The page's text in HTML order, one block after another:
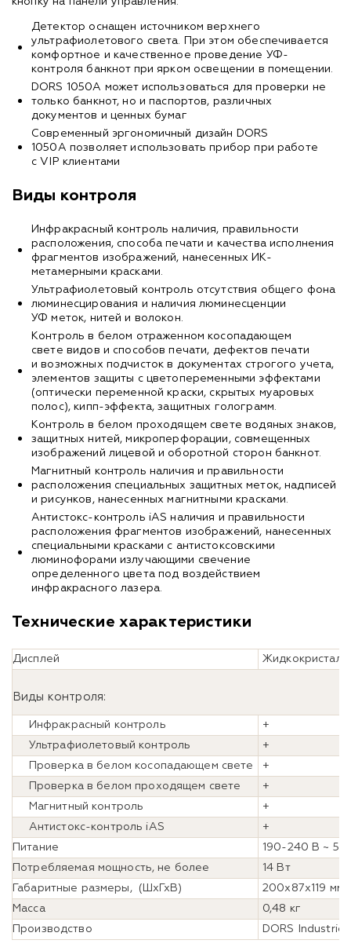
Детектор оснащен источником верхнего
ультрафиолетового света. При этом обеспечивается
комфортное и качественное проведение УФ-
контроля банкнот при ярком освещении в помещении.
DORS 1050A может использоваться для проверки не
только банкнот, но и паспортов, различных
документов и ценных бумаг
Современный эргономичный дизайн DORS
1050A позволяет использовать прибор при работе
с VIP клиентами
Виды контроля
Инфракрасный контроль наличия, правильности
расположения, способа печати и качества исполнения
фрагментов изображений, нанесенных ИК-
метамерными красками.
Ультрафиолетовый контроль отсутствия общего фона
люминесцирования и наличия люминесценции
УФ меток, нитей и волокон.
Контроль в белом отраженном косопадающем
свете видов и способов печати, дефектов печати
и возможных подчисток в документах строгого учета,
элементов защиты с цветопеременными эффектами
(оптически переменной краски, скрытых муаровых
полос), кипп-эффекта, защитных голограмм.
Контроль в белом проходящем свете водяных знаков,
защитных нитей, микроперфорации, совмещенных
изображений лицевой и оборотной сторон банкнот.
Магнитный контроль наличия и правильности
расположения специальных защитных меток, надписей
и рисунков, нанесенных магнитными красками.
Антистокс-контроль iAS наличия и правильности
расположения фрагментов изображений, нанесенных
специальными красками с антистоксовскими
люминофорами излучающими свечение
определенного цвета под воздействием
инфракрасного лазера.
Технические характеристики
Дисплей
Виды контроля:
Инфракрасный контроль
+
Ультрафиолетовый контроль
+
Проверка в белом косопадающем свете
+
Проверка в белом проходящем свете
+
Магнитный контроль
+
Антистокс-контроль iAS
+
Питание
190-240 В ~
Потребляемая мощность, не более
14 Вт
Габаритные размеры, (ШхГхВ)
200х87х119 мм
Масса
0,48 кг
Производство
DORS Industries